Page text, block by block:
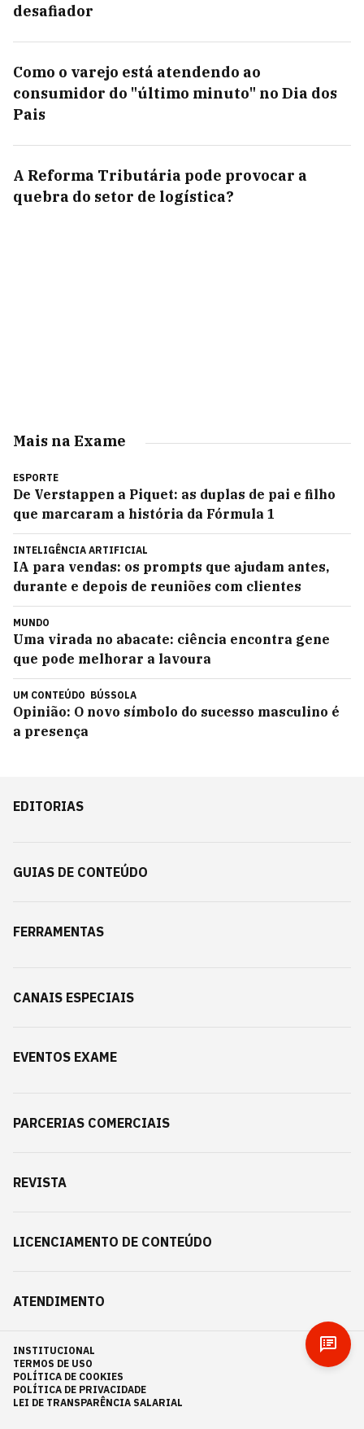
desafiador
Como o varejo está atendendo ao
consumidor do "último minuto" no Dia dos
Pais
A Reforma Tributária pode provocar a
quebra do setor de logística?
Mais na Exame
ESPORTE
De Verstappen a Piquet: as duplas de pai e filho
que marcaram a história da Fórmula 1
INTELIGÊNCIA ARTIFICIAL
IA para vendas: os prompts que ajudam antes,
durante e depois de reuniões com clientes
MUNDO
Uma virada no abacate: ciência encontra gene
que pode melhorar a lavoura
UM CONTEÚDO BÚSSOLA
Opinião: O novo símbolo do sucesso masculino é
a presença
EDITORIAS
GUIAS DE CONTEÚDO
FERRAMENTAS
CANAIS ESPECIAIS
EVENTOS EXAME
PARCERIAS COMERCIAIS
REVISTA
LICENCIAMENTO DE CONTEÚDO
ATENDIMENTO
INSTITUCIONAL
TERMOS DE USO
POLÍTICA DE COOKIES
POLÍTICA DE PRIVACIDADE
LEI DE TRANSPARÊNCIA SALARIAL